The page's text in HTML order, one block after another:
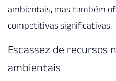
ambientais, mas também
competitivas significativas.
Escassez de recursos
ambientais